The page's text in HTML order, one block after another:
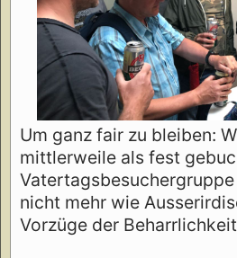
Um ganz fair zu bleiben:
mittlerweile als fest
nicht mehr wie
Vorzüge der